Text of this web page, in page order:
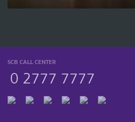
SCB CALL CENTER
0 2777 7777